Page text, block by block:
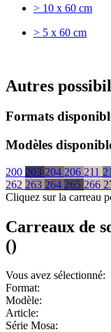
> 10 x 60 cm
> 5 x 60 cm
Autres
Formats
Modèles
200 203 204 206 211
262 263 264 265 266
Cliquez sur la carreau
Carreaux de
()
Vous avez sélectionné:
Format:
Modèle:
Article:
Série Mosa: